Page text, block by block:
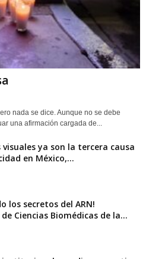
nada se dice. Aunque no se debe
una afirmación cargada de...
ya son la tercera causa
en México,...
los secretos del ARN!
Ciencias Biomédicas de la...